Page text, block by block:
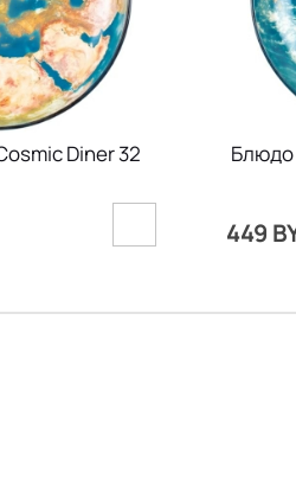
Diner 32
Блюдо
449